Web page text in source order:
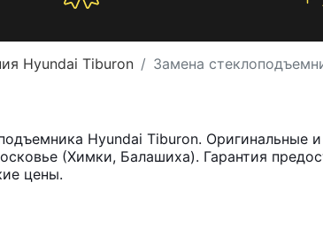
Hyundai Tiburon Замена
Hyundai Tiburon. Оригинальные
(Химки, Балашиха). Гарантия
цены.